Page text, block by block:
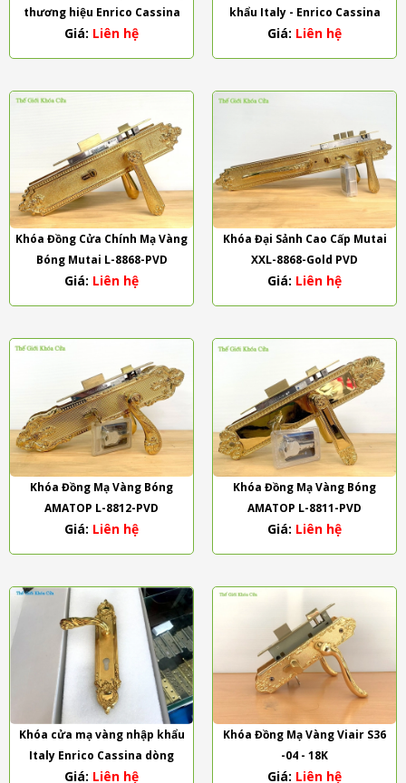
thương hiệu Enrico Cassina
dòng Colletion
Giá: Liên hệ
khẩu Italy - Enrico Cassina
dòng Emprie
Giá: Liên hệ
Khóa Đồng Cửa Chính Mạ Vàng
Bóng Mutai L-8868-PVD
Giá: Liên hệ
Khóa Đại Sảnh Cao Cấp Mutai
XXL-8868-Gold PVD
Giá: Liên hệ
Khóa Đồng Mạ Vàng Bóng
AMATOP L-8812-PVD
Giá: Liên hệ
Khóa Đồng Mạ Vàng Bóng
AMATOP L-8811-PVD
Giá: Liên hệ
Khóa cửa mạ vàng nhập khẩu
Italy Enrico Cassina dòng
Lavinia
Giá: Liên hệ
Khóa Đồng Mạ Vàng Viair S36
-04 - 18K
Giá: Liên hệ